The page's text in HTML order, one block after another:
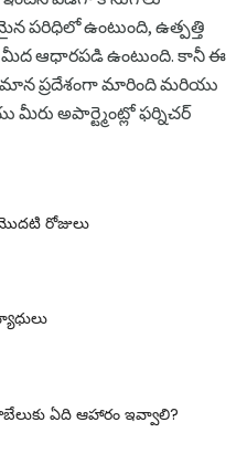
పరిధిలో ఉంటుంది, ఉత్పత్తి
ఆధారపడి ఉంటుంది. కానీ ఈ
ప్రదేశంగా మారింది మరియు
అపార్ట్మెంట్లో ఫర్నిచర్
రోజులు
ఏది ఆహారం ఇవ్వాలి?